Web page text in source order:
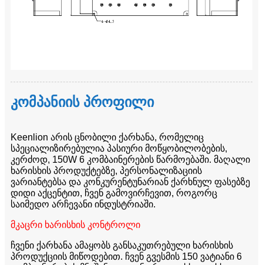
კომპანიის პროფილი
Keenlion არის ცნობილი ქარხანა, რომელიც
სპეციალიზირებულია პასიური მოწყობილობების,
კერძოდ, 150W 6 კომბაინერების წარმოებაში. მაღალი
ხარისხის პროდუქტებზე, პერსონალიზაციის
ვარიანტებსა და კონკურენტუნარიან ქარხნულ ფასებზე
დიდი აქცენტით, ჩვენ გამოვირჩევით, როგორც
საიმედო არჩევანი ინდუსტრიაში.
მკაცრი ხარისხის კონტროლი
ჩვენი ქარხანა ამაყობს განსაკუთრებული ხარისხის
პროდუქციის მიწოდებით. ჩვენ გვესმის 150 ვატიანი 6